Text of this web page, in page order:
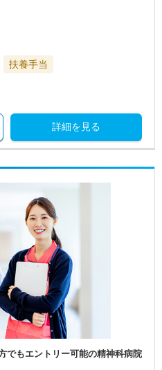
扶養手当
詳細を見る
でもエントリー可能の精神科病院